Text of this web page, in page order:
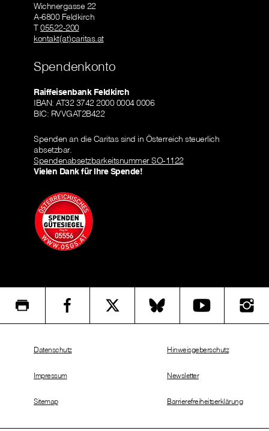
Wichnergasse 22
A-6800 Feldkirch
T05522-200
kontakt(at)caritas.at
Spendenkonto
Raiffeisenbank Feldkirch
IBAN: AT32 3742 2000 0004 0006
BIC: RVVGAT2B422
Spenden an die Caritas sind in Österreich steuerlich
absetzbar.
Spendenabsetzbarkeitsnummer SO-1122
Vielen Dank für Ihre Spende!
Datenschutz
Impressum
Sitemap
Hinweisgeberschutz
Newsletter
Barrierefreiheitserklärung